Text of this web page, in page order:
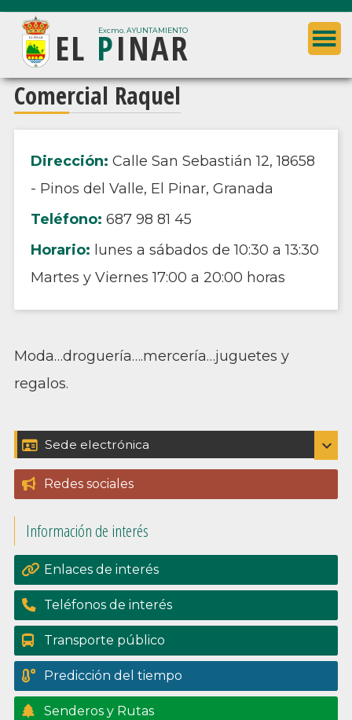
Saltar
contenido
principal
Saltar
barra
lateral
Excmo. AYUNTAMIENTO
EL PINAR
Ayuntamiento
de
El
(Granada)
Comercial Raquel
Dirección: Calle San Sebastián 12, 18658
- Pinos del Valle, El Pinar, Granada
Teléfono: 687 98 81 45
Horario: lunes a sábados de 10:30 a 13:30
Martes y Viernes 17:00 a 20:00 horas
Moda…droguería….mercería…juguetes y
regalos.
Barra
lateral
principal
Sede electrónica expand_more
Catálogo de trámites
Padrón
Perfil del contratante
Portal de transpariencia
Redes sociales
Información de interés
Enlaces de interés
Teléfonos de interés
Transporte público
Predicción del tiempo
Senderos y Rutas